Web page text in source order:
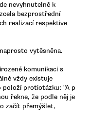
nevyhnutelně k
bezprostřední
realizací respektive
vytěsněna.
komunikaci s
vždy existuje
položí protiotázku: "A p
řekne, že podle něj je
začít přemýšlet,